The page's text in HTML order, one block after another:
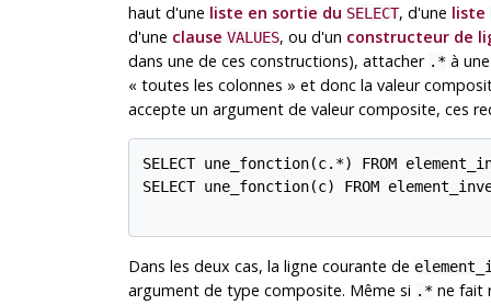
haut d'une liste en sortie du SELECT, d'une liste
d'une clause VALUES, ou d'un constructeur de
dans une de ces constructions), attacher .*à une
« toutes les colonnes » et donc la valeur
accepte un argument de valeur composite, ces
SELECT une_fonction(c.*) FROM
SELECT une_fonction(c) FROM
Dans les deux cas, la ligne courante de
argument de type composite. Même si .*ne fait